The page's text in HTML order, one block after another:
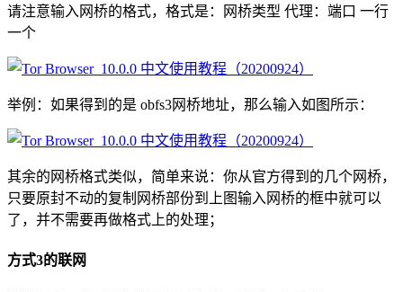
请注意输入网桥的格式，格式是：网桥类型 代理：端口 一行
一个
举例：如果得到的是 obfs3网桥地址，那么输入如图所示：
其余的网桥格式类似，简单来说：你从官方得到的几个网桥，
只要原封不动的复制网桥部份到上图输入网桥的框中就可以
了，并不需要再做格式上的处理；
方式3的联网